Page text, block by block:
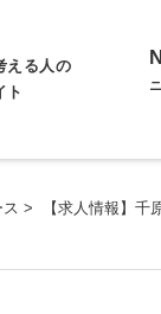
える人の
ト
ス > 【求人情報】